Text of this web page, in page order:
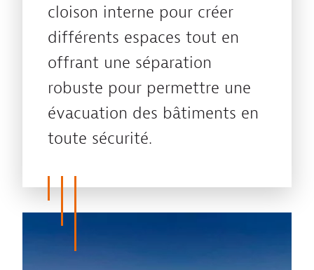
cloison interne pour créer
différents espaces tout en
offrant une séparation
robuste pour permettre une
évacuation des bâtiments en
toute sécurité.